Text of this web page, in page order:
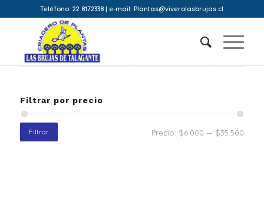
Teléfono: 22 8172338 | e-mail: Plantas@viverolasbrujas.cl
Filtrar por precio
Filtrar Precio: $6.000 — $35.500